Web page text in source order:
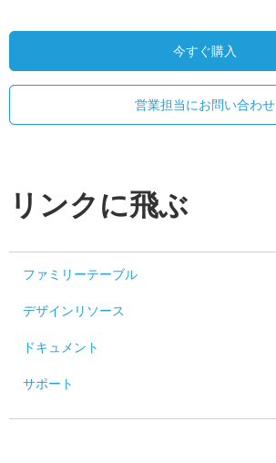
今すぐ購入
営業担当にお問い合わせ
リンクに飛ぶ
ファミリーテーブル
デザインリソース
ドキュメント
サポート